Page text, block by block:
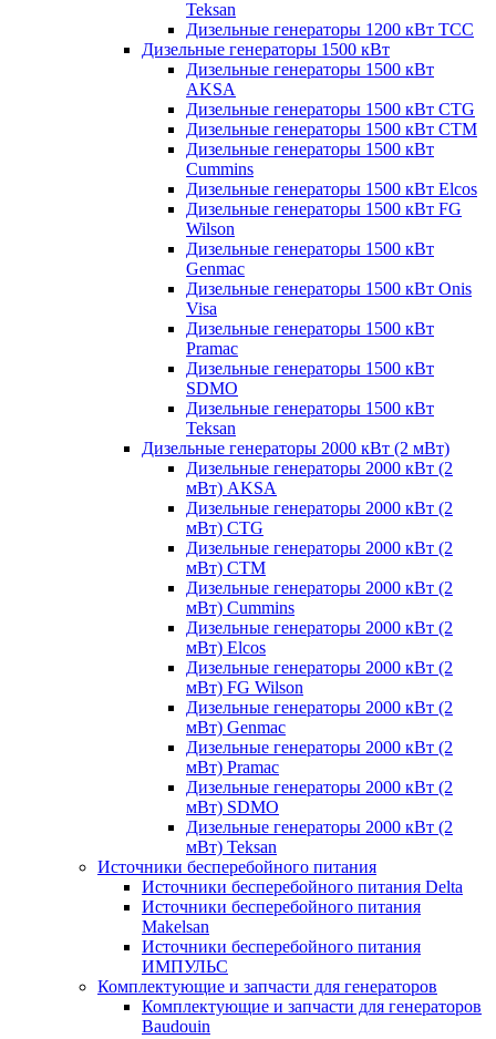
Teksan
Дизельные генераторы 1200 кВт ТСС
Дизельные генераторы 1500 кВт
Дизельные генераторы 1500 кВт
AKSA
Дизельные генераторы 1500 кВт CTG
Дизельные генераторы 1500 кВт CTM
Дизельные генераторы 1500 кВт
Cummins
Дизельные генераторы 1500 кВт Elcos
Дизельные генераторы 1500 кВт FG
Wilson
Дизельные генераторы 1500 кВт
Genmac
Дизельные генераторы 1500 кВт Onis
Visa
Дизельные генераторы 1500 кВт
Pramac
Дизельные генераторы 1500 кВт
SDMO
Дизельные генераторы 1500 кВт
Teksan
Дизельные генераторы 2000 кВт (2 мВт)
Дизельные генераторы 2000 кВт (2
мВт) AKSA
Дизельные генераторы 2000 кВт (2
мВт) CTG
Дизельные генераторы 2000 кВт (2
мВт) CTM
Дизельные генераторы 2000 кВт (2
мВт) Cummins
Дизельные генераторы 2000 кВт (2
мВт) Elcos
Дизельные генераторы 2000 кВт (2
мВт) FG Wilson
Дизельные генераторы 2000 кВт (2
мВт) Genmac
Дизельные генераторы 2000 кВт (2
мВт) Pramac
Дизельные генераторы 2000 кВт (2
мВт) SDMO
Дизельные генераторы 2000 кВт (2
мВт) Teksan
Источники бесперебойного питания
Источники бесперебойного питания Delta
Источники бесперебойного питания
Makelsan
Источники бесперебойного питания
ИМПУЛЬС
Комплектующие и запчасти для генераторов
Комплектующие и запчасти для генераторов
Baudouin